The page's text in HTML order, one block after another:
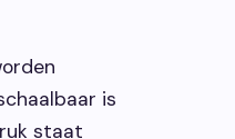
is
staat